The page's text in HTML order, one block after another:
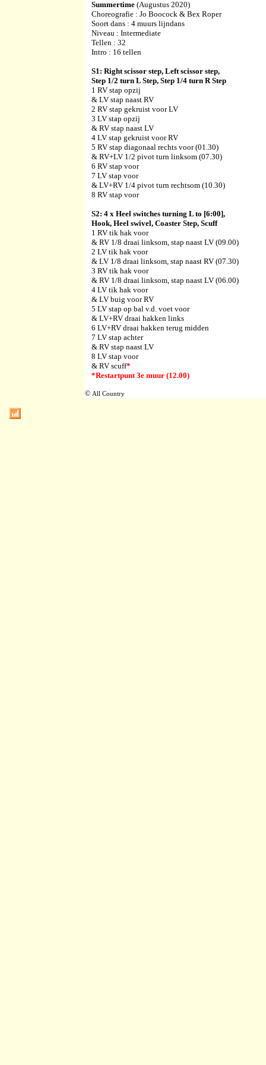
Summertime (Augustus 2020)
Choreografie : Jo Boocock & Bex Roper
Soort dans : 4 muurs lijndans
Niveau : Intermediate
Tellen : 32
Intro : 16 tellen
S1: Right scissor step, Left scissor step,
Step 1/2 turn L Step, Step 1/4 turn R Step
1 RV stap opzij
& LV stap naast RV
2 RV stap gekruist voor LV
3 LV stap opzij
& RV stap naast LV
4 LV stap gekruist voor RV
5 RV stap diagonaal rechts voor (01.30)
& RV+LV 1/2 pivot turn linksom (07.30)
6 RV stap voor
7 LV stap voor
& LV+RV 1/4 pivot turn rechtsom (10.30)
8 RV stap voor
S2: 4 x Heel switches turning L to [6:00],
Hook, Heel swivel, Coaster Step, Scuff
1 RV tik hak voor
& RV 1/8 draai linksom, stap naast LV (09.00)
2 LV tik hak voor
& LV 1/8 draai linksom, stap naast RV (07.30)
3 RV tik hak voor
& RV 1/8 draai linksom, stap naast LV (06.00)
4 LV tik hak voor
& LV buig voor RV
5 LV stap op bal v.d. voet voor
& LV+RV draai hakken links
6 LV+RV draai hakken terug midden
7 LV stap achter
& RV stap naast LV
8 LV stap voor
& RV scuff*
*Restartpunt 3e muur (12.00)
© All Country